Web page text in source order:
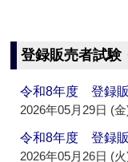
登録販売者試験
令和8年度 登録
2026年05月29日 (金
令和8年度 登録
2026年05月26日 (火